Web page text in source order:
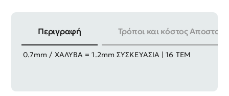
Περιγραφή Τρόποι και κόστος
ΜΗΚΟΣ | 250mm ΔΥΝΑΤΟΤΗΤΑ ΚΟΠΗΣ | ΑΤΣΑΛΙ =
0.7mm / ΧΑΛΥΒΑ = 1.2mm ΣΥΣΚΕΥΑΣΙΑ | 16 ΤΕΜ